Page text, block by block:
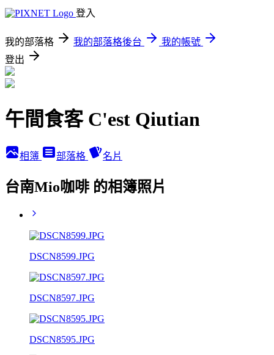
登入
我的部落格 我的部落格後台
我的帳號
登出
午間食客 C'est Qiutian
相簿 部落格 名片
台南Mio咖啡 的相簿照片
DSCN8599.JPG
DSCN8597.JPG
DSCN8595.JPG